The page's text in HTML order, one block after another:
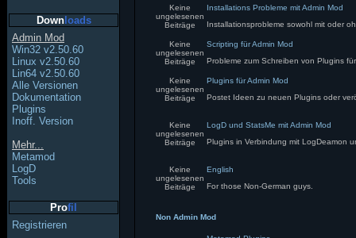
Downloads
Admin Mod
Win32 v2.50.60
Linux v2.50.60
Lin64 v2.50.60
Alle Versionen
Dokumentation
Plugins
Inoff. Version
Mehr...
Metamod
LogD
Tools
Profil
Registrieren
Keine
ungelesenen
Beiträge
Installations Probleme mit Admin Mod
Installationsprobleme sowohl mit oder
Keine
ungelesenen
Beiträge
Scripting für Admin Mod
Probleme zum Schreiben von Plugins
Keine
ungelesenen
Beiträge
Plugins für Admin Mod
Postet Ideen zu neuen Plugins oder
Keine
ungelesenen
Beiträge
LogD und StatsMe mit Admin Mod
Plugins in Verbindung mit LogDeamon
Keine
ungelesenen
Beiträge
English
For those Non-German guys.
Non Admin Mod